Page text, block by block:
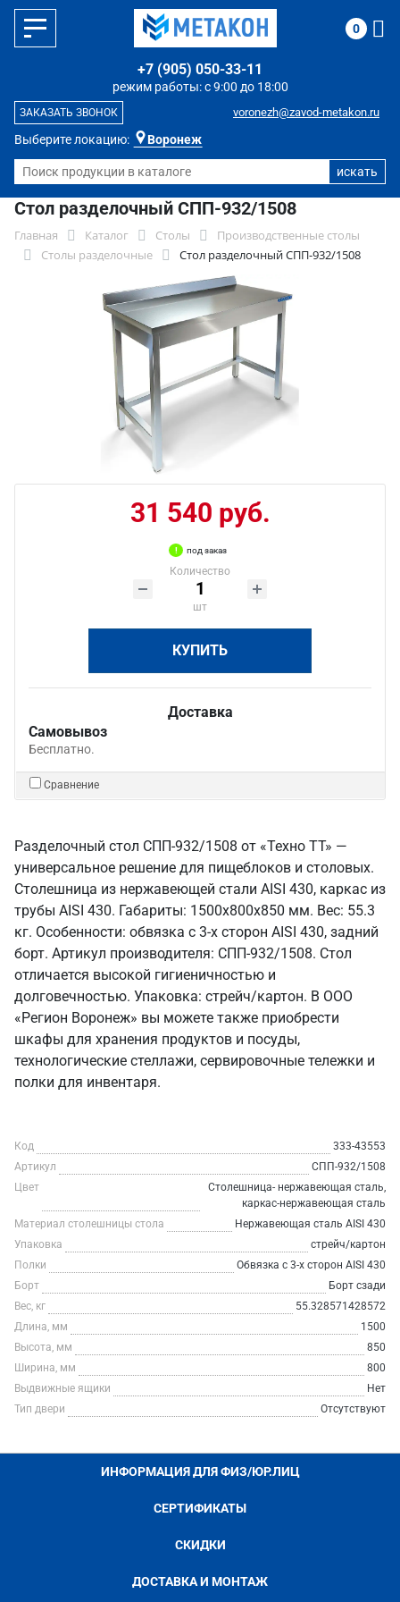
Выберите локацию: Воронеж
режим работы: с 9:00 до 18:00
+7 (905) 050-33-11
voronezh@zavod-metakon.ru
ЗАКАЗАТЬ ЗВОНОК
0
Стол разделочный СПП-932/1508
Главная Каталог Столы
Производственные столы
Столы разделочные
Стол разделочный СПП-932/1508
31 540 руб.
под заказ
Количество
шт
КУПИТЬ
Доставка
Самовывоз
Бесплатно.
Сравнение
Разделочный стол СПП-932/1508 от «Техно ТТ» —
универсальное решение для пищеблоков и столовых.
Столешница из нержавеющей стали AISI 430, каркас из
трубы AISI 430. Габариты: 1500x800x850 мм. Вес: 55.3
кг. Особенности: обвязка с 3-х сторон AISI 430, задний
борт. Артикул производителя: СПП-932/1508. Стол
отличается высокой гигиеничностью и
долговечностью. Упаковка: стрейч/картон. В ООО
«Регион Воронеж» вы можете также приобрести
шкафы для хранения продуктов и посуды,
технологические стеллажи, сервировочные тележки и
полки для инвентаря.
Код
333-43553
Артикул
СПП-932/1508
Цвет
Столешница- нержавеющая сталь,
каркас-нержавеющая сталь
Материал столешницы стола
Нержавеющая сталь AISI 430
Упаковка
стрейч/картон
Полки
Обвязка с 3-х сторон AISI 430
Борт
Борт сзади
Вес, кг
55.328571428572
Длина, мм
1500
Высота, мм
850
Ширина, мм
800
Выдвижные ящики
Нет
Тип двери
Отсутствуют
ИНФОРМАЦИЯ ДЛЯ ФИЗ/ЮР.ЛИЦ
СЕРТИФИКАТЫ
СКИДКИ
ДОСТАВКА И МОНТАЖ